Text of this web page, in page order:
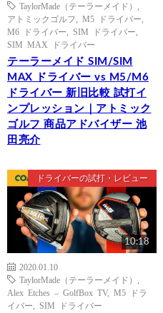
TaylorMade（テーラーメイド）
アトミックゴルフ
M5 ドライバー
M6 ドライバー
SIM ドライバー
SIM MAX ドライバー
テーラーメイド SIM/SIM
MAX ドライバー vs M5/M6
ドライバー 新旧比較 試打イ
ンプレッション｜アトミック
ゴルフ 商品アドバイザー 池
田亮介
ドライバーの試打・レビュー
10:18
2020.01.10
TaylorMade（テーラーメイド）
Alex Etches – GolfBox TV, M5 ドラ
イバー
SIM ドライバー